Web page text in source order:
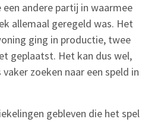
een andere partij in waarmee
allemaal geregeld was. Het
ging in productie, twee
geplaatst. Het kan dus wel,
zoeken naar een speld in
gebleven die het spel